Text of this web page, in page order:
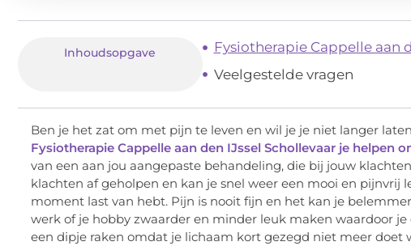
Inhoudsopgave
Fysiotherapie Cappelle aan
Veelgestelde vragen
Ben je het zat om met pijn te leven en wil je je niet langer
Fysiotherapie Cappelle aan den IJssel Schollevaar je helpen
van een aan jou aangepaste behandeling, die bij jouw
klachten af geholpen en kan je snel weer een mooi en pijnvrij
moment last van hebt. Pijn is nooit fijn en het kan je
werk of je hobby zwaarder en minder leuk maken waardoor
een dipje raken omdat je lichaam kort gezegd niet meer doet